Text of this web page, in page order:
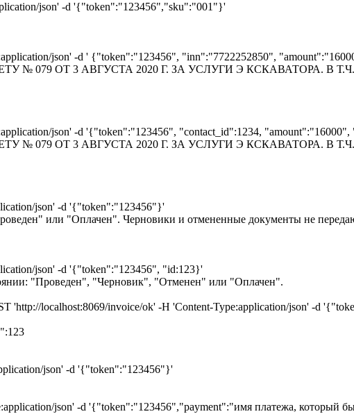
json' -d '{"token":"123456","sku":"001"}'
json' -d ' {"token":"123456", "inn":"7722252850",
№ 079 ОТ 3 АВГУСТА 2020 Г. ЗА УСЛУГИ Э КСКАВАТОРА. В Т.Ч.
json' -d '{"token":"123456", "contact_id":1234,
№ 079 ОТ 3 АВГУСТА 2020 Г. ЗА УСЛУГИ Э КСКАВАТОРА. В Т.Ч.
json' -d '{"token":"123456"}'
или "Оплачен". Черновики и отмененные документы не
json' -d '{"token":"123456", "id:123}'
"Проведен", "Черновик", "Отменен" или "Оплачен".
'http://localhost:8069/invoice/ok' -H 'Content-Type:application/json' -d
json' -d '{"token":"123456"}'
json' -d '{"token":"123456","payment":"имя платежа, который